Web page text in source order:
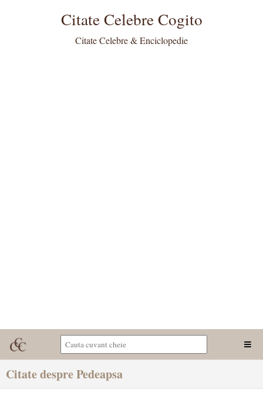
Citate Celebre Cogito
Citate Celebre & Enciclopedie
Citate despre Pedeapsa